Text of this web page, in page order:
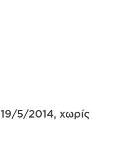
19/5/2014, χωρίς